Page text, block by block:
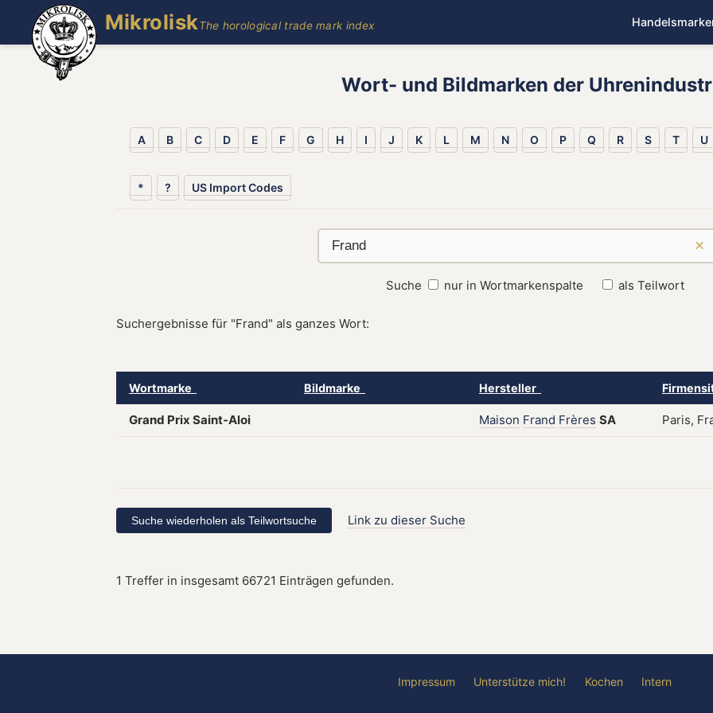
MikroliskThe horological trade mark index
Wort- und Bildmarken der
A B C D E F G H I J K L M N O P Q R S T U
* ? US Import Codes
×
Suche nur in Wortmarkenspalte als Teilwort
Suchergebnisse für "Frand" als ganzes Wort:
Wortmarke Bildmarke Hersteller
Grand Prix Saint-Aloi Maison Frand Frères SA Paris,
Link zu dieser Suche
1 Treffer in insgesamt 66721 Einträgen gefunden.
Impressum Unterstütze mich! Kochen Intern